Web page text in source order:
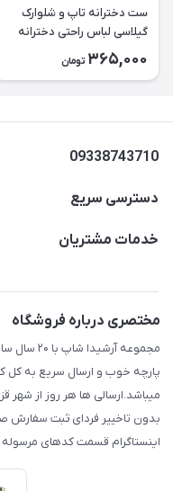
ست دخترانه تاپ و شلوارک
گیلاسی لباس راحتی دخترانه
365,000 تومان
09338743710
دسترسی سریع
حساب کاربری
لیست محصولات
درباره ما
تماس با ما
خدمات مشتریان
مختصری درباره فروشگاه
مجموعه
پارچه خوب و ارسال سریع به
میباشد.ارسالی ها هر روز از
بدون تاخییر فردای ثبت سفارش
اینستاگرام قسمت کدهای